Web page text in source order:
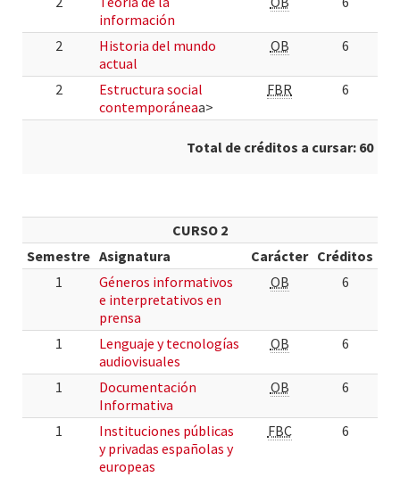
información
2
Historia del mundo
actual
OB 6
2
Estructura social
contemporáneaa>
FBR 6
Total de créditos a cursar: 60
CURSO 2
Semestre Asignatura Carácter Créditos
1
Géneros informativos
e interpretativos en
prensa
OB 6
1
Lenguaje y tecnologías
audiovisuales
OB 6
1
Documentación
Informativa
OB 6
1
Instituciones públicas
y privadas españolas y
europeas
FBC 6